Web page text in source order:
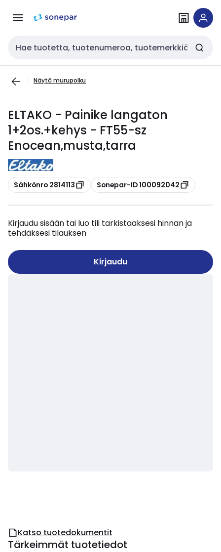
navigointiinsisältöön
Haku
Näytä murupolku
ELTAKO - Painike langaton
1+2os.+kehys - FT55-sz
Enocean,musta,tarra
Kopioi
Sähkönro 2814113 Kopioi
Sonepar-ID 100092042
Kirjaudu sisään tai luo tili tarkistaaksesi hinnan ja
tehdäksesi tilauksen
Kirjaudu
Katso tuotedokumentit
Tärkeimmät tuotetiedot